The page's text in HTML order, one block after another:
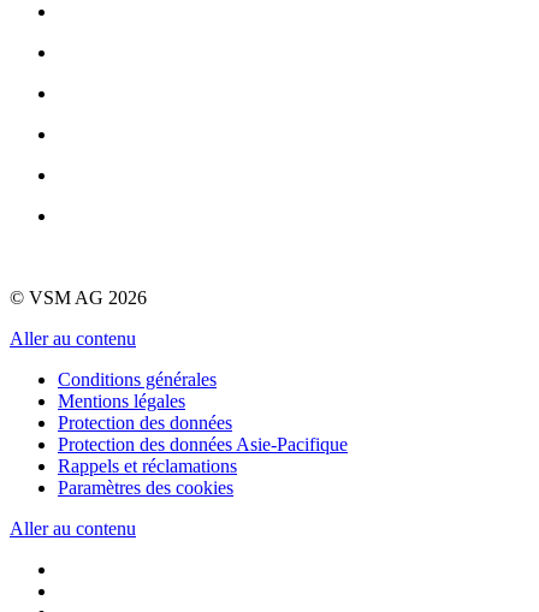
© VSM AG 2026
Aller au contenu
Conditions générales
Mentions légales
Protection des données
Protection des données Asie-Pacifique
Rappels et réclamations
Paramètres des cookies
Aller au contenu